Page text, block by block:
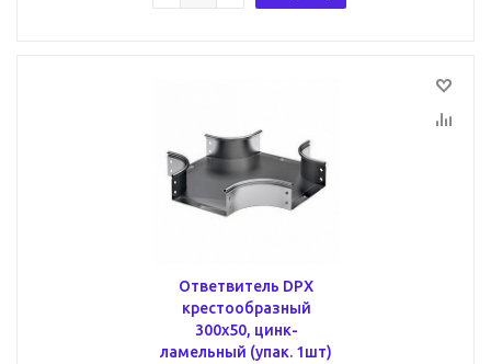
Ответвитель DPX
крестообразный
300х50, цинк-
ламельный (упак. 1шт)